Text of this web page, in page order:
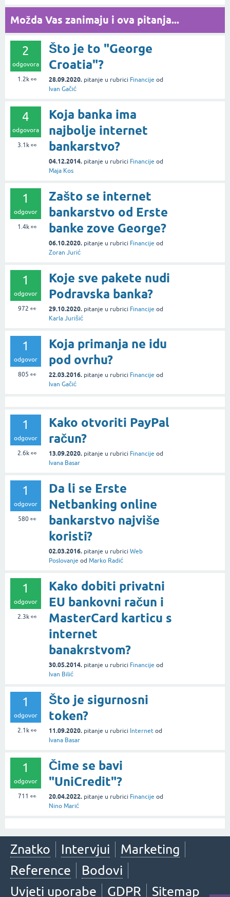
Možda Vas zanimaju i ova pitanja...
2
odgovora
1.2k👀
Što je to "George
Croatia"?
28.09.2020. pitanje u rubrici Financije od
Ivan Gačić
4
odgovora
3.1k👀
Koja banka ima
najbolje internet
bankarstvo?
04.12.2014. pitanje u rubrici Financije od
Maja Kos
1
odgovor
1.4k👀
Zašto se internet
bankarstvo od Erste
banke zove George?
06.10.2020. pitanje u rubrici Financije od
Zoran Jurić
1
odgovor
972 👀
Koje sve pakete nudi
Podravska banka?
29.10.2020. pitanje u rubrici Financije od
Karla Jurišić
1
odgovor
805 👀
Koja primanja ne idu
pod ovrhu?
22.03.2016. pitanje u rubrici Financije od
Ivan Gačić
1
odgovor
2.6k👀
Kako otvoriti PayPal
račun?
13.09.2020. pitanje u rubrici Financije od
Ivana Basar
1
odgovor
580👀
Da li se Erste
Netbanking online
bankarstvo najviše
koristi?
02.03.2016. pitanje u rubrici Web
Poslovanje od Marko Radić
1
odgovor
2.3k👀
Kako dobiti privatni
EU bankovni račun i
MasterCard karticu s
internet
banakrstvom?
30.05.2014. pitanje u rubrici Financije od
Ivan Bilić
1
odgovor
2.1k👀
Što je sigurnosni
token?
11.09.2020. pitanje u rubrici Internet od
Ivana Basar
1
odgovor
711 👀
Čime se bavi
"UniCredit"?
20.04.2022. pitanje u rubrici Financije od
Nino Marić
Znatko Intervjui
Marketing
Reference
Bodovi
Uvjeti uporabe
GDPR Sitemap